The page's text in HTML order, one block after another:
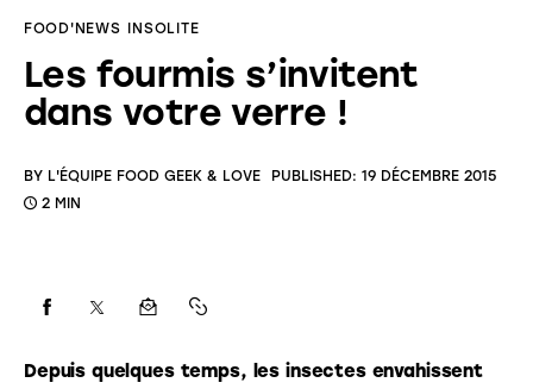
Food’Life
FOOD'NEWS INSOLITE
Les fourmis s’invitent
dans votre verre !
BY L'ÉQUIPE FOOD GEEK & LOVE PUBLISHED: 19 DÉCEMBRE 2015
2 MIN
Depuis quelques temps, les insectes envahissent